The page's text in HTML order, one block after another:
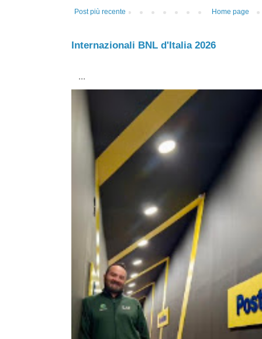
Post più recente Home page
Internazionali BNL d'Italia 2026
...